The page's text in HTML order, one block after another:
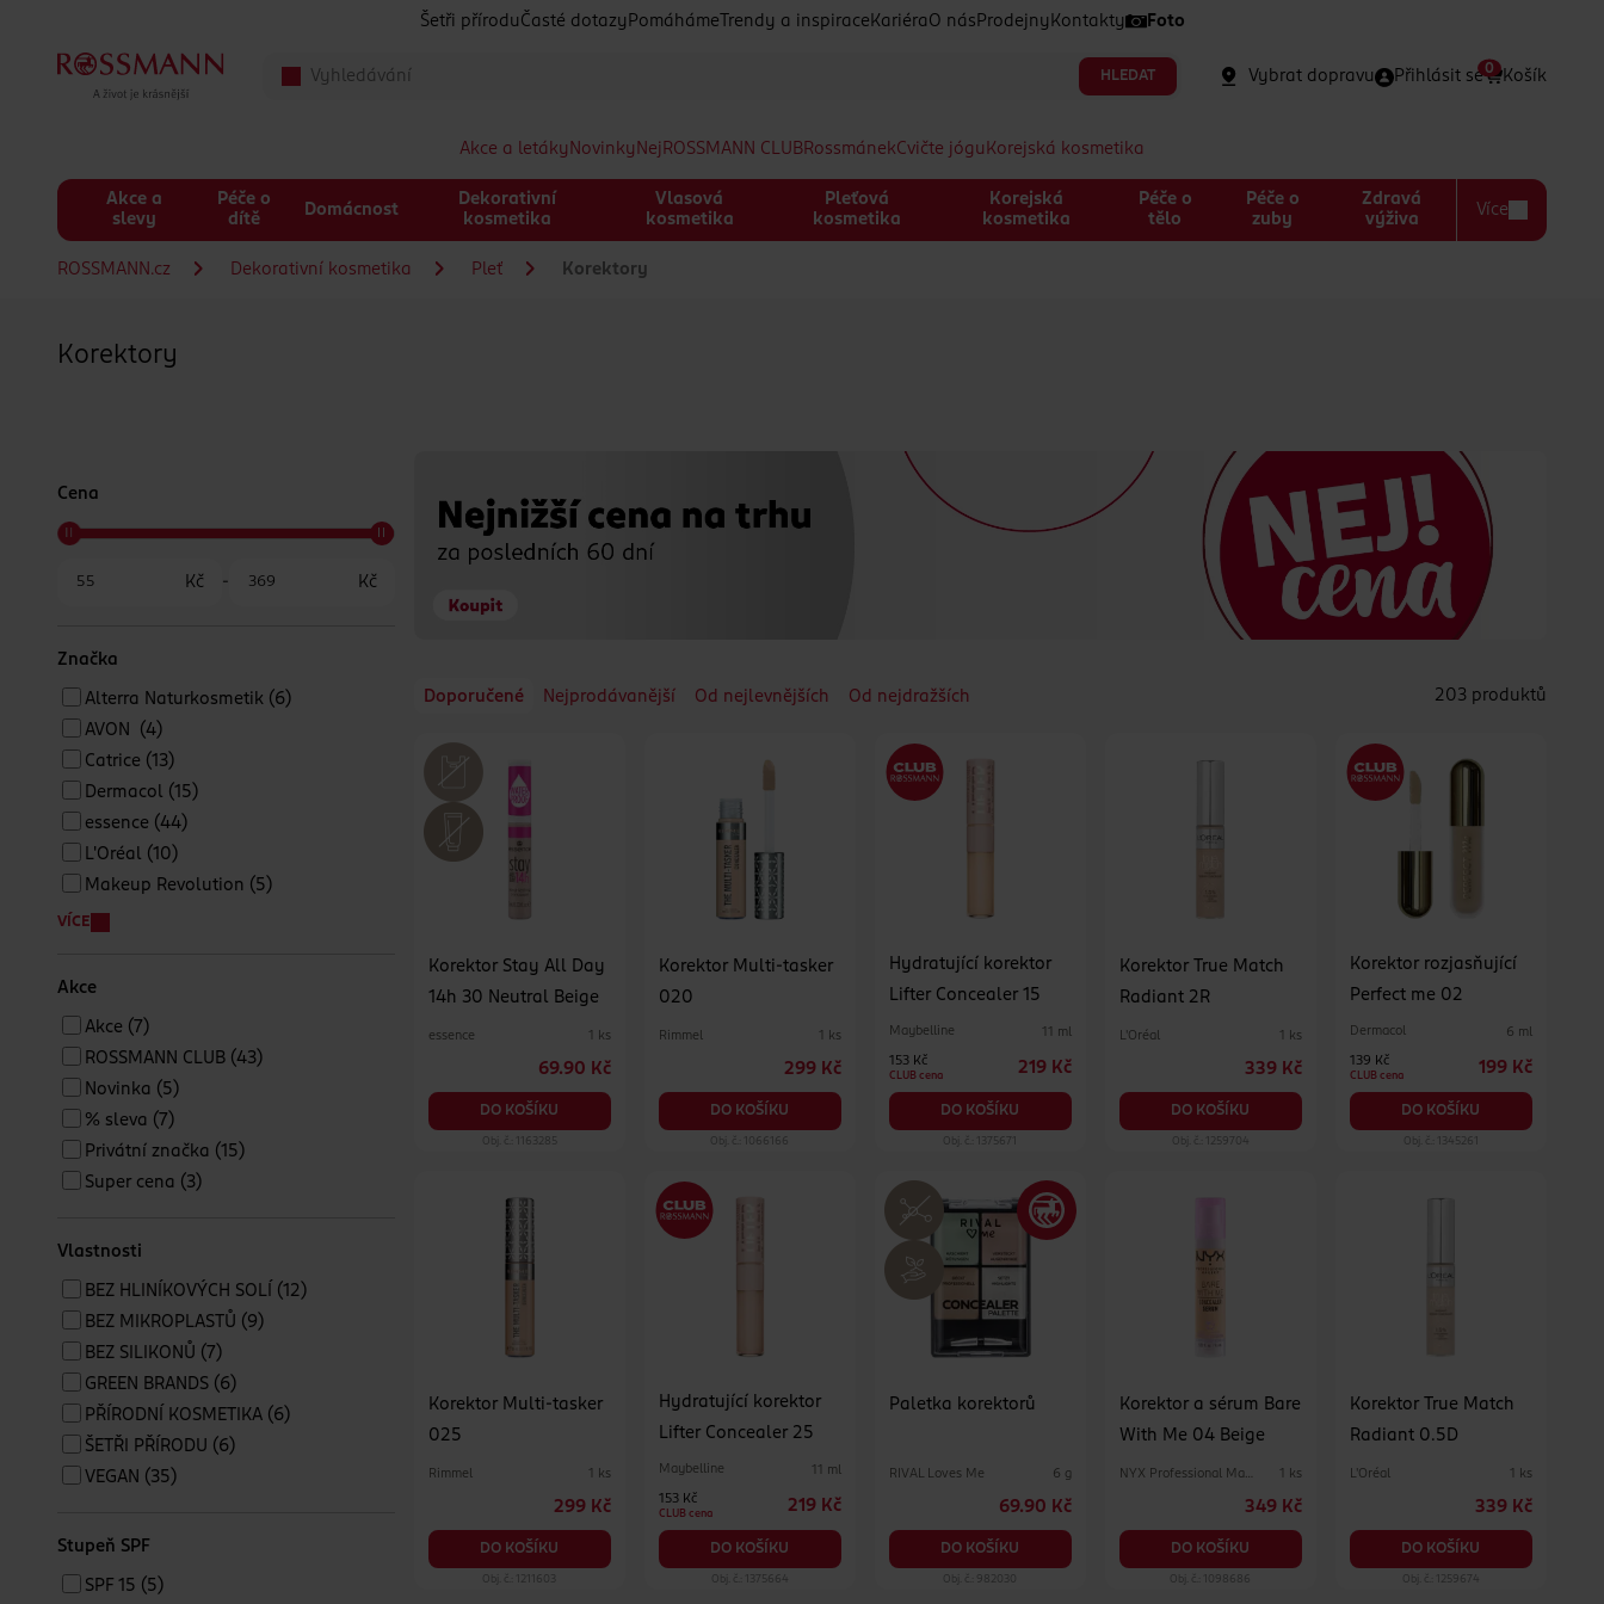
Šetři přírodu Časté dotazy Pomáháme Trendy a inspirace Kariéra O nás Prodejny Kontakty Foto
HLEDAT Vybrat dopravu Přihlásit se Košík
0
Akce a letáky Novinky Nej ROSSMANN CLUBRossmánekCvičte jógu Korejská kosmetika
Akce a
slevy
Péče o
dítě
Domácnost
Dekorativní
kosmetika
Vlasová
kosmetika
Pleťová
kosmetika
Korejská
kosmetika
Péče o
tělo
Péče o
zuby
Zdravá
výživa
Více
ROSSMANN.cz Dekorativní kosmetika Pleť Korektory
Korektory
Cena
Kč - Kč
Značka
Alterra Naturkosmetik (6)
AVON
(4)
Catrice (13)
Dermacol (15)
essence (44)
L'Oréal (10)
Makeup Revolution (5)
VÍCE
Akce
Akce (7)
ROSSMANN CLUB (43)
Novinka (5)
% sleva (7)
Privátní značka (15)
Super cena (3)
Vlastnosti
BEZ HLINÍKOVÝCH SOLÍ
(12)
BEZ MIKROPLASTŮ (9)
BEZ SILIKONŮ (7)
GREEN BRANDS (6)
PŘÍRODNÍ KOSMETIKA (6)
ŠETŘI PŘÍRODU (6)
VEGAN (35)
Stupeň SPF
SPF 15 (5)
Doporučené Nejprodávanější Od nejlevnějších Od nejdražších 203 produktů
Korektor Stay All Day
14h 30 Neutral Beige
essence 1 ks
69.90 Kč
DO KOŠÍKU
Obj. č.: 1163285
Korektor Multi-tasker
020
Rimmel 1 ks
299 Kč
DO KOŠÍKU
Hydratující korektor
Lifter Concealer 15
Maybelline 11 ml
153 Kč
CLUB cena 219 Kč
DO KOŠÍKU
Korektor True Match
Radiant 2R
L'Oréal 1 ks
339 Kč
DO KOŠÍKU
Obj. č.: 1259704
Korektor rozjasňující
Perfect me 02
Dermacol 6 ml
139 Kč
CLUB cena 199 Kč
DO KOŠÍKU
Obj. č.: 1345261
Korektor Multi-tasker
025
Rimmel 1 ks
299 Kč
DO KOŠÍKU
Obj. č.: 1211603
Hydratující korektor
Lifter Concealer 25
Maybelline 11 ml
153 Kč
CLUB cena 219 Kč
DO KOŠÍKU
Obj. č.: 1375664
Paletka korektorů
RIVAL Loves Me 6 g
69.90 Kč
DO KOŠÍKU
Obj. č.: 982030
Korektor a sérum Bare
With Me 04 Beige
NYX Professional Makeup 1 ks
349 Kč
DO KOŠÍKU
Obj. č.: 1098686
Korektor True Match
Radiant 0.5D
L'Oréal 1 ks
339 Kč
DO KOŠÍKU
Obj. č.: 1259674